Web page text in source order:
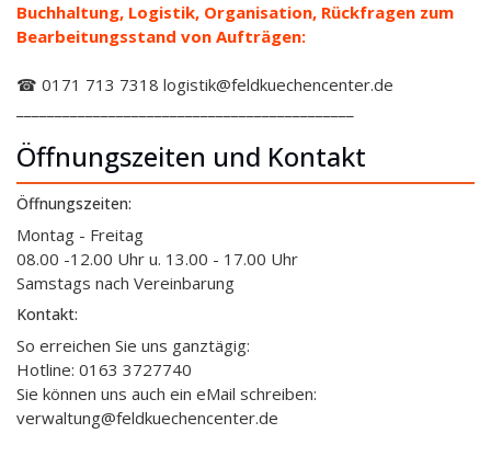
Buchhaltung, Logistik, Organisation, Rückfragen zum
Bearbeitungsstand von Aufträgen:
☎ 0171 713 7318 logistik@feldkuechencenter.de
Öffnungszeiten und Kontakt
Öffnungszeiten:
Montag - Freitag
08.00 -12.00 Uhr u. 13.00 - 17.00 Uhr
Samstags nach Vereinbarung
Kontakt:
So erreichen Sie uns ganztägig:
Hotline: 0163 3727740
Sie können uns auch ein eMail schreiben:
verwaltung@feldkuechencenter.de